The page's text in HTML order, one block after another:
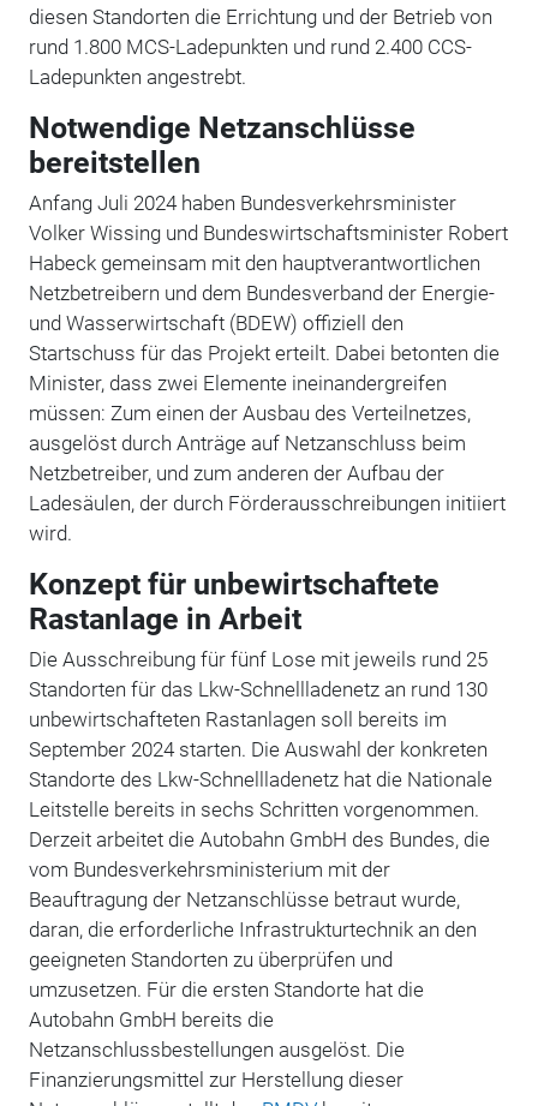
diesen Standorten die Errichtung und der Betrieb von
rund 1.800 MCS-Ladepunkten und rund 2.400 CCS-
Ladepunkten angestrebt.
Notwendige Netzanschlüsse
bereitstellen
Anfang Juli 2024 haben Bundesverkehrsminister
Volker Wissing und Bundeswirtschaftsminister Robert
Habeck gemeinsam mit den hauptverantwortlichen
Netzbetreibern und dem Bundesverband der Energie-
und Wasserwirtschaft (BDEW) offiziell den
Startschuss für das Projekt erteilt. Dabei betonten die
Minister, dass zwei Elemente ineinandergreifen
müssen: Zum einen der Ausbau des Verteilnetzes,
ausgelöst durch Anträge auf Netzanschluss beim
Netzbetreiber, und zum anderen der Aufbau der
Ladesäulen, der durch Förderausschreibungen initiiert
wird.
Konzept für unbewirtschaftete
Rastanlage in Arbeit
Die Ausschreibung für fünf Lose mit jeweils rund 25
Standorten für das Lkw-Schnellladenetz an rund 130
unbewirtschafteten Rastanlagen soll bereits im
September 2024 starten. Die Auswahl der konkreten
Standorte des Lkw-Schnellladenetz hat die Nationale
Leitstelle bereits in sechs Schritten vorgenommen.
Derzeit arbeitet die Autobahn GmbH des Bundes, die
vom Bundesverkehrsministerium mit der
Beauftragung der Netzanschlüsse betraut wurde,
daran, die erforderliche Infrastrukturtechnik an den
geeigneten Standorten zu überprüfen und
umzusetzen. Für die ersten Standorte hat die
Autobahn GmbH bereits die
Netzanschlussbestellungen ausgelöst. Die
Finanzierungsmittel zur Herstellung dieser